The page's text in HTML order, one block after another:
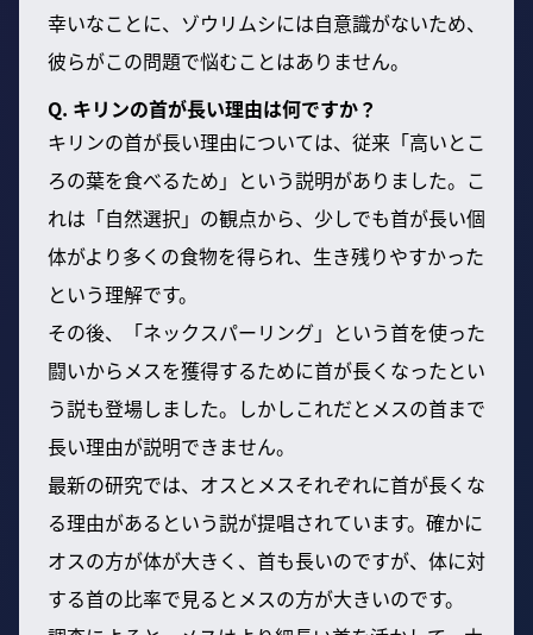
幸いなことに、ゾウリムシには自意識がないため、
彼らがこの問題で悩むことはありません。
Q. キリンの首が長い理由は何ですか？
キリンの首が長い理由については、従来「高いとこ
ろの葉を食べるため」という説明がありました。こ
れは「自然選択」の観点から、少しでも首が長い個
体がより多くの食物を得られ、生き残りやすかった
という理解です。
その後、「ネックスパーリング」という首を使った
闘いからメスを獲得するために首が長くなったとい
う説も登場しました。しかしこれだとメスの首まで
長い理由が説明できません。
最新の研究では、オスとメスそれぞれに首が長くな
る理由があるという説が提唱されています。確かに
オスの方が体が大きく、首も長いのですが、体に対
する首の比率で見るとメスの方が大きいのです。